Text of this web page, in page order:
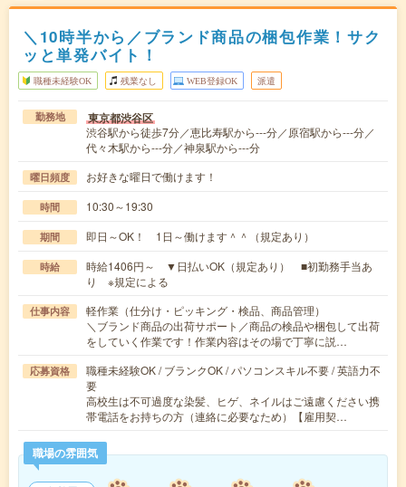
＼10時半から／ブランド商品の梱包作業！サク
ッと単発バイト！
職種未経験OK 残業なし WEB登録OK 派遣
勤務地 東京都渋谷区
渋谷駅から徒歩7分／恵比寿駅から---分／原宿駅から---分／
代々木駅から---分／神泉駅から---分
曜日頻度 お好きな曜日で働けます！
時間 10:30～19:30
期間 即日～OK！ 1日～働けます＾＾（規定あり）
時給
時給1406円～ ▼日払いOK（規定あり） ■初勤務手当あ
り ※規定による
仕事内容
軽作業（仕分け・ピッキング・検品、商品管理）
＼ブランド商品の出荷サポート／商品の検品や梱包して出荷
をしていく作業です！作業内容はその場で丁寧に説…
応募資格
職種未経験OK / ブランクOK / パソコンスキル不要 / 英語力不
要
高校生は不可過度な染髪、ヒゲ、ネイルはご遠慮ください携
帯電話をお持ちの方（連絡に必要なため）【雇用契…
職場の雰囲気